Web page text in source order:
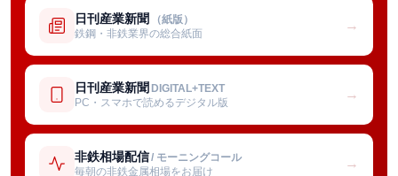
日刊産業新聞 （紙版）
鉄鋼・非鉄業界の総合紙面
→
日刊産業新聞 DIGITAL+TEXT
PC・スマホで読めるデジタル版
→
非鉄相場配信/ モーニングコール
毎朝の非鉄金属相場をお届け
→